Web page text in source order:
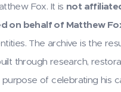
Fox. It is not
on behalf of Matthew
The archive is the
through research,
of celebrating his